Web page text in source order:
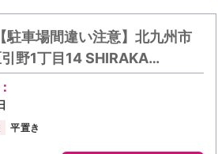
駐車場間違い注意】北九州市
野1丁目14 SHIRAKA…
平置き